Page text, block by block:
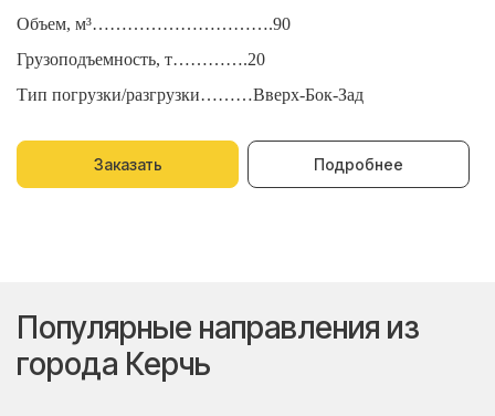
Объем, м³………………………….90
Грузоподъемность, т………….20
Тип погрузки/разгрузки………Вверх-Бок-Зад
Заказать Подробнее
Популярные направления из
города Керчь